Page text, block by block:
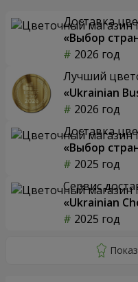
Доставка
«Выбор
2026 год
Лучший
«Ukrainian
2026 год
Доставка
«Выбор
2025 год
Сервис
«Ukrainian
2025 год